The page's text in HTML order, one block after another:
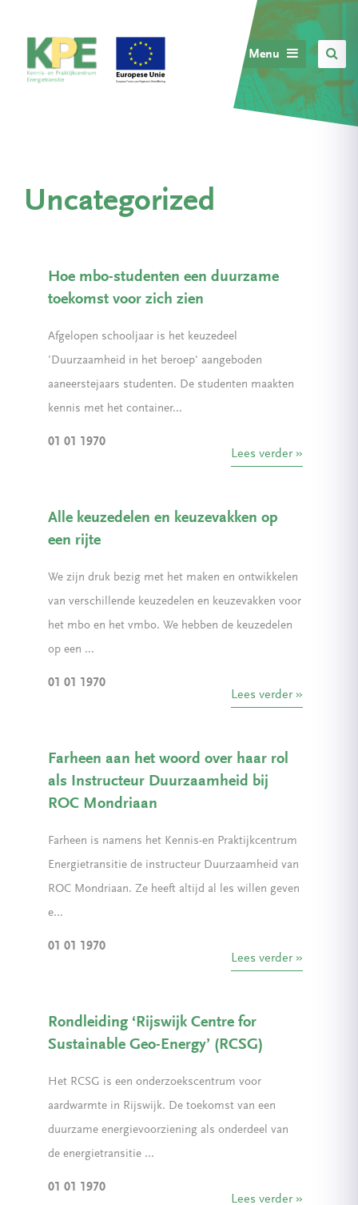
Menu
Uncategorized
Hoe mbo-studenten een duurzame
toekomst voor zich zien
Afgelopen schooljaar is het keuzedeel
'Duurzaamheid in het beroep' aangeboden
aaneerstejaars studenten. De studenten maakten
kennis met het container...
01 01 1970
Lees verder
Alle keuzedelen en keuzevakken op
een rijte
We zijn druk bezig met het maken en ontwikkelen
van verschillende keuzedelen en keuzevakken voor
het mbo en het vmbo. We hebben de keuzedelen
op een ...
01 01 1970
Lees verder
Farheen aan het woord over haar rol
als Instructeur Duurzaamheid bij
ROC Mondriaan
Farheen is namens het Kennis-en Praktijkcentrum
Energietransitie de instructeur Duurzaamheid van
ROC Mondriaan. Ze heeft altijd al les willen geven
e...
01 01 1970
Lees verder
Rondleiding ‘Rijswijk Centre for
Sustainable Geo-Energy’ (RCSG)
Het RCSG is een onderzoekscentrum voor
aardwarmte in Rijswijk. De toekomst van een
duurzame energievoorziening als onderdeel van
de energietransitie ...
01 01 1970
Lees verder